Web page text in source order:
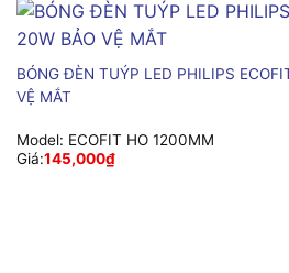
BÓNG ĐÈN TUÝP LED PHILIPS
VỆ MẮT
Model: ECOFIT HO 1200MM
Giá:145,000₫